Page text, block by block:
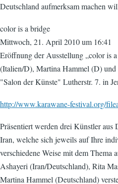
Deutschland aufmerksam machen
color is a bridge
Mittwoch, 21. April 2010 um 16:41
Eröffnung der Ausstellung „color is
(Italien/D), Martina Hammel (D)
"Salon der Künste" Lutherstr. 7. in
http://www.karawane-festival.org/
Präsentiert werden drei Künstler aus
Iran, welche sich jeweils auf Ihre
verschiedene Weise mit dem Thema
Ashayeri (Iran/Deutschland), Rita
Martina Hammel (Deutschland)